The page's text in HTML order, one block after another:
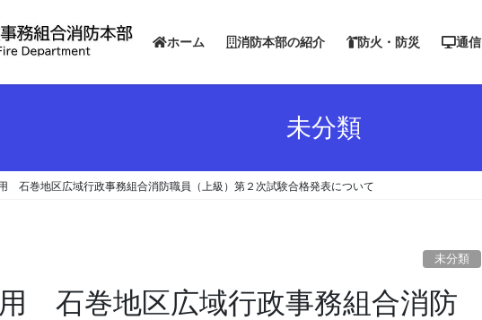
ホーム 消防本部の紹介 防火・防災 通信
未分類
石巻地区広域行政事務組合消防職員（上級）第２次試験合格発表について
未分類
石巻地区広域行政事務組合消防